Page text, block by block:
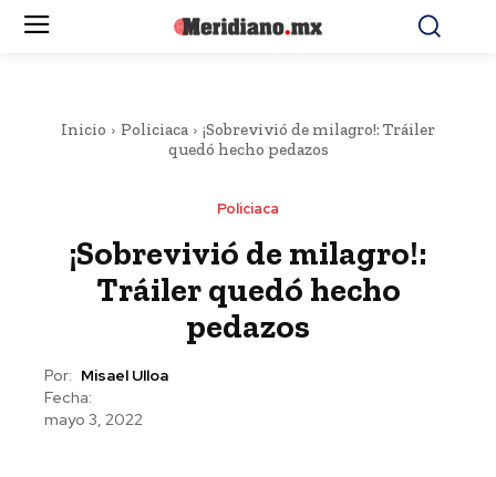
Inicio Policiaca
¡Sobrevivió de milagro!: Tráiler
quedó hecho pedazos
Policiaca
¡Sobrevivió de milagro!:
Tráiler quedó hecho
pedazos
Por: Misael Ulloa
Fecha:
mayo 3, 2022